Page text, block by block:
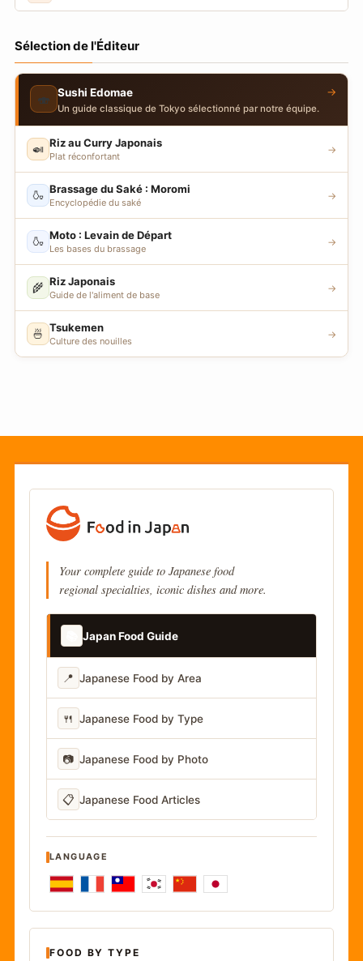
Sélection de l'Éditeur
🍣 Sushi Edomae
Un guide classique de Tokyo sélectionné par notre équipe.
→
🍛 Riz au Curry Japonais
Plat réconfortant
→
🍶 Brassage du Saké : Moromi
Encyclopédie du saké
→
🍶 Moto : Levain de Départ
Les bases du brassage
→
🌾 Riz Japonais
Guide de l'aliment de base
→
🍜 Tsukemen
Culture des nouilles
→
Your complete guide to Japanese food
regional specialties, iconic dishes and more.
Japan Food Guide
📍 Japanese Food by Area
🍴 Japanese Food by Type
📷 Japanese Food by Photo
📋 Japanese Food Articles
LANGUAGE
FOOD BY TYPE